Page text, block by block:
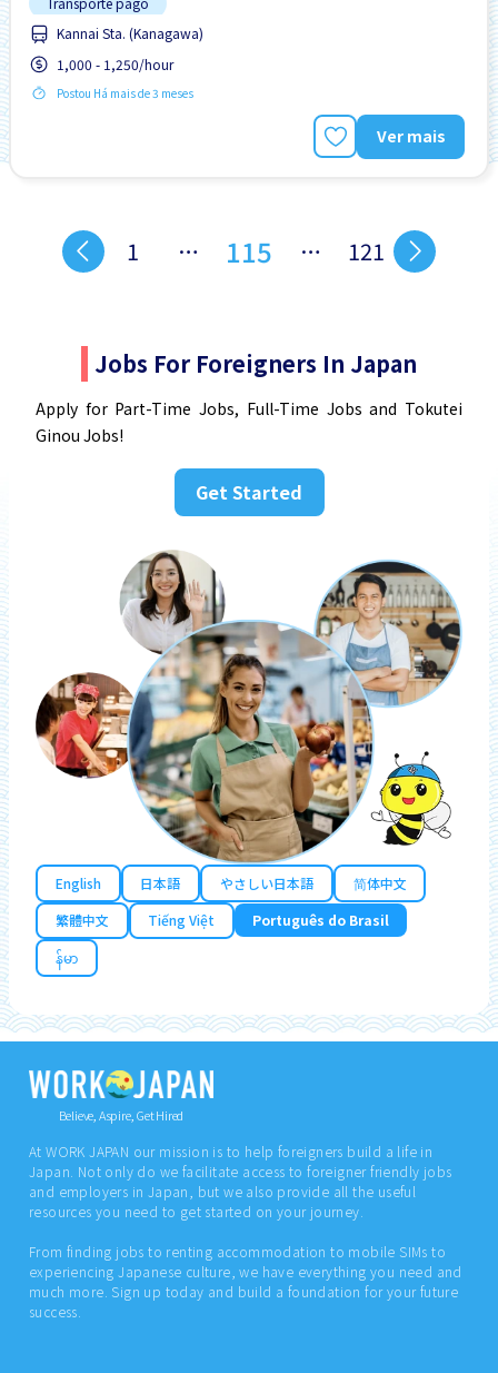
Kannai Sta. (Kanagawa)
1,000 - 1,250/hour
Postou Há mais de 3 meses
Ver mais
1 … 115 … 121
Jobs For Foreigners In Japan
Apply for Part-Time Jobs, Full-Time Jobs and Tokutei
Ginou Jobs!
Get Started
English 日本語 やさしい日本語
简体中文
繁體中文
Tiếng Việt
Português do Brasil
န်မာ
Believe, Aspire, Get Hired
At WORK JAPAN our mission is to help foreigners build a life in
Japan. Not only do we facilitate access to foreigner friendly jobs
and employers in Japan, but we also provide all the useful
resources you need to get started on your journey.
From finding jobs to renting accommodation to mobile SIMs to
experiencing Japanese culture, we have everything you need and
much more. Sign up today and build a foundation for your future
success.